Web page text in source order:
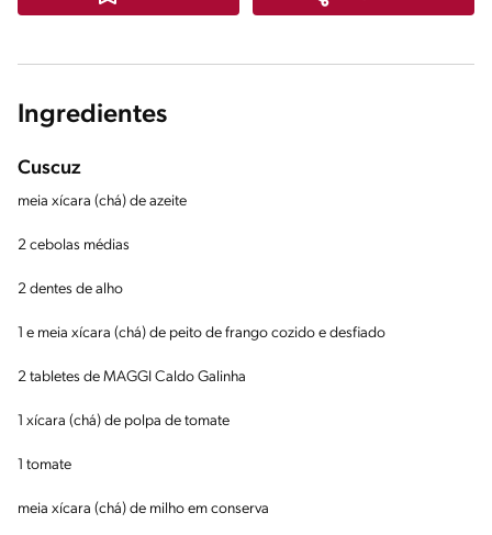
Ingredientes
Cuscuz
meia xícara (chá) de azeite
2 cebolas médias
2 dentes de alho
1 e meia xícara (chá) de peito de frango cozido e desfiado
2 tabletes de MAGGI Caldo Galinha
1 xícara (chá) de polpa de tomate
1 tomate
meia xícara (chá) de milho em conserva